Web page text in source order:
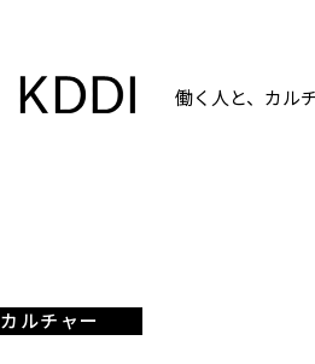
働く人と、カル
カルチャー